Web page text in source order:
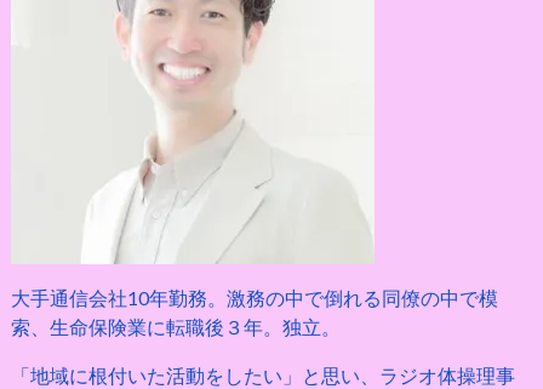
大手通信会社10年勤務。激務の中で倒れる同僚の中で模
索、生命保険業に転職後３年。独立。
「地域に根付いた活動をしたい」と思い、ラジオ体操理事